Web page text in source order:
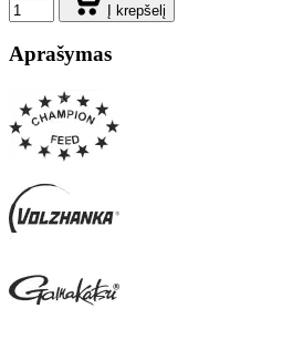
Į krepšelį
Aprašymas